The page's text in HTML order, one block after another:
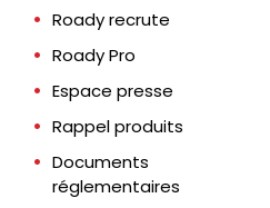
Roady recrute
Roady Pro
Espace presse
Rappel produits
Documents
réglementaires